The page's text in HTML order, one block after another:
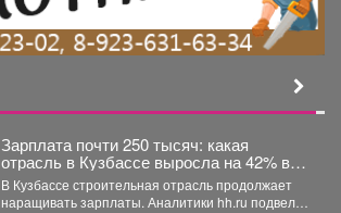
Зарплата почти 250 тысяч: какая
отрасль в Кузбассе выросла на 42% в
доходе
В Кузбассе строительная отрасль продолжает
наращивать зарплаты. Аналитики hh.ru подвели